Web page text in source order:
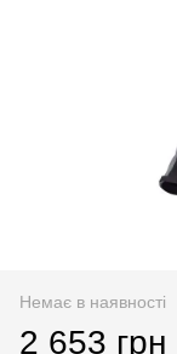
Немає в наявності
2 653 грн